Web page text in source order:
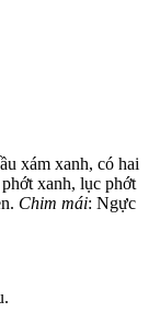
xám xanh, có hai
xanh, lục phớt
Chim mái: Ngực